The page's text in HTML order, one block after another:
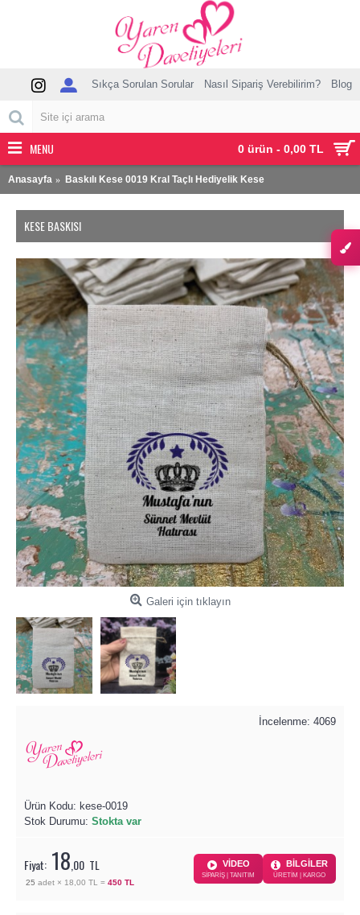
0 ürün - 0,00 TL
Sıkça Sorulan Sorular Nasıl Sipariş Verebilirim? Blog
MENU
Anasayfa Baskılı Kese 0019 Kral Taçlı Hediyelik Kese
KESE BASKISI
Galeri için tıklayın
İncelenme: 4069
Ürün Kodu: kese-0019
Stok Durumu: Stokta var
Fiyat: 18 ,00 TL
25 adet × 18,00 TL = 450 TL
VİDEO
SİPARİŞ | TANITIM
BİLGİLER
ÜRETİM | KARGO